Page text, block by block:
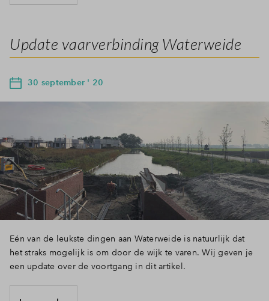
Update vaarverbinding Waterweide
30 september ' 20
Eén van de leukste dingen aan Waterweide is natuurlijk dat
het straks mogelijk is om door de wijk te varen. Wij geven je
een update over de voortgang in dit artikel.